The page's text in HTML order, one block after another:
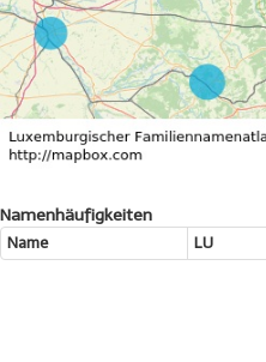
Namenhäufigkeiten
Name LU